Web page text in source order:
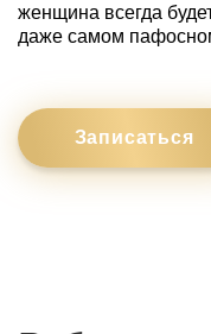
женщина всегда
даже самом
Записаться